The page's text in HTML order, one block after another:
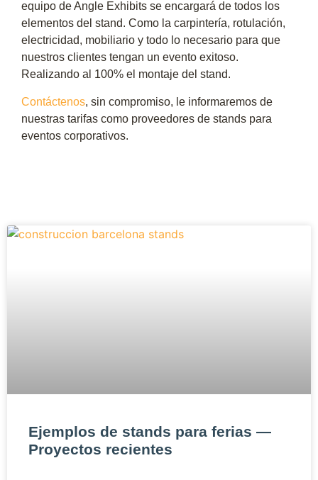
equipo de Angle Exhibits se encargará de todos los
elementos del stand. Como la carpintería, rotulación,
electricidad, mobiliario y todo lo necesario para que
nuestros clientes tengan un evento exitoso.
Realizando al 100% el montaje del stand.
Contáctenos, sin compromiso, le informaremos de
nuestras tarifas como proveedores de stands para
eventos corporativos.
Ejemplos de stands para ferias —
Proyectos recientes